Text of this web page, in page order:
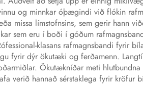
og minnkar óþægindi við flókin
missa límstofnsins, sem gerir hann
sem eru í boði í góðum
klasans rafmagnsbandi fyrir
fyrir dýr ökutæki og ferðamenn.
Ökutækníðar meti
verið hannað sérstaklega fyrir